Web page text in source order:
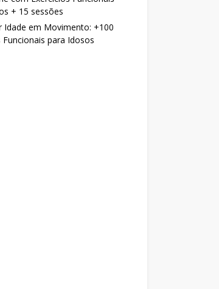
+ 15 sessões
Idade em Movimento: +100
Funcionais para Idosos